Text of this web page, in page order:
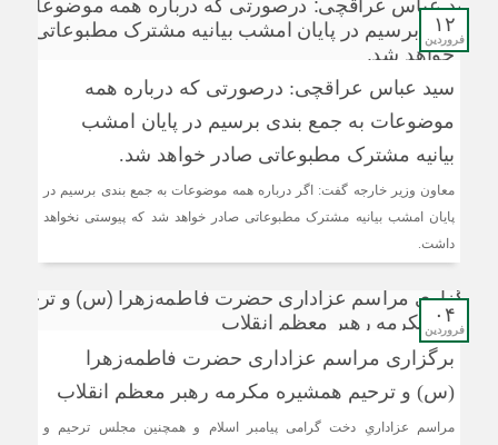
۱۲
فروردین
سید عباس عراقچی: درصورتی که درباره همه
موضوعات به جمع بندی برسیم در پایان امشب
بیانیه مشترک مطبوعاتی صادر خواهد شد.
معاون وزیر خارجه گفت: اگر درباره همه موضوعات به جمع بندی برسیم در
پایان امشب بیانیه مشترک مطبوعاتی صادر خواهد شد که پیوستی نخواهد
داشت.
۰۴
فروردین
برگزاری مراسم عزاداری حضرت فاطمه‌زهرا
(س) و ترحیم همشیره مکرمه رهبر معظم انقلاب
مراسم عزاداریِ دخت گرامی پیامبر اسلام و همچنین مجلس ترحیم و